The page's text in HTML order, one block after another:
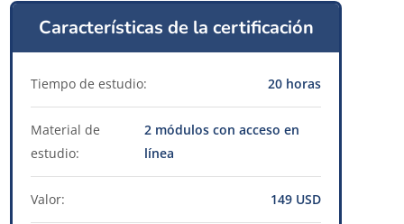
Características de la certificación
Tiempo de estudio: 20 horas
Material de
estudio:
2 módulos con acceso en
línea
Valor: 149 USD